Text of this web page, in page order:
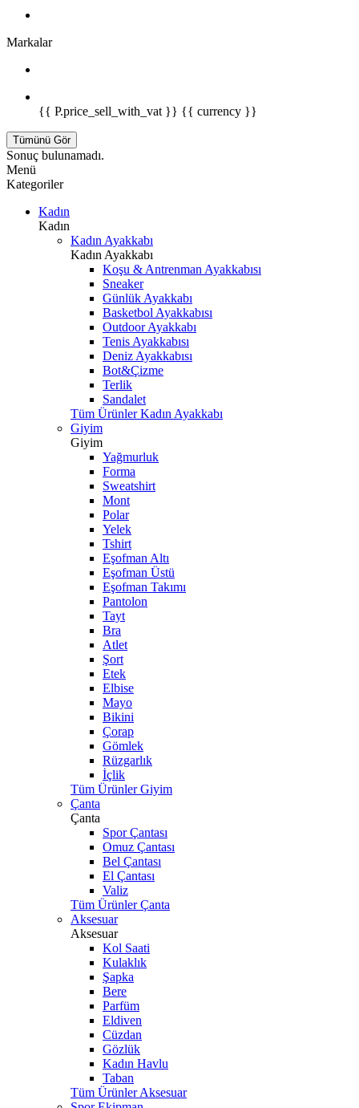
Markalar
{{ P.price_sell_with_vat }} {{ currency }}
Tümünü Gör
Sonuç bulunamadı.
Menü
Kategoriler
Kadın
Kadın
Kadın Ayakkabı
Kadın Ayakkabı
Koşu & Antrenman Ayakkabısı
Sneaker
Günlük Ayakkabı
Basketbol Ayakkabısı
Outdoor Ayakkabı
Tenis Ayakkabısı
Deniz Ayakkabısı
Bot&Çizme
Terlik
Sandalet
Tüm Ürünler Kadın Ayakkabı
Giyim
Giyim
Yağmurluk
Forma
Sweatshirt
Mont
Polar
Yelek
Tshirt
Eşofman Altı
Eşofman Üstü
Eşofman Takımı
Pantolon
Tayt
Bra
Atlet
Şort
Etek
Elbise
Mayo
Bikini
Çorap
Gömlek
Rüzgarlık
İçlik
Tüm Ürünler Giyim
Çanta
Çanta
Spor Çantası
Omuz Çantası
Bel Çantası
El Çantası
Valiz
Tüm Ürünler Çanta
Aksesuar
Aksesuar
Kol Saati
Kulaklık
Şapka
Bere
Parfüm
Eldiven
Cüzdan
Gözlük
Kadın Havlu
Taban
Tüm Ürünler Aksesuar